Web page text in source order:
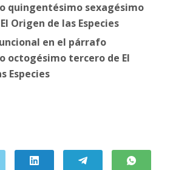
quingentésimo sexagésimo
Origen de las Especies
en el párrafo
octogésimo tercero de El
Especies